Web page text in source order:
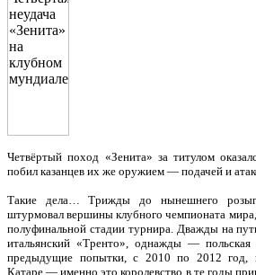
Четвёртый поход «Зенита» за титулом
побил казанцев их же оружием — подачей и
Такие дела… Трижды до нынешнего
штурмовал вершины клубного чемпионата
полуфинальной стадии турнира. Дважды на
итальянский «Тренто», однажды —
предыдущие попытки, с 2010 по 2012 год,
Катаре — именно это королевство в те годы